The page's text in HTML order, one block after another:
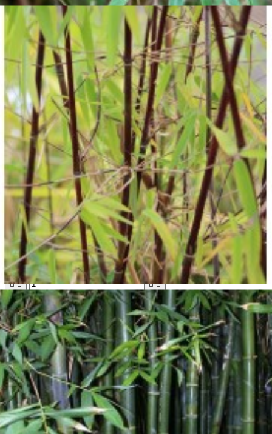
Drepanostachyum asperum
15,00 €
  
Ajouter au panier
 Aperçu rapide 
Fargesia jiuzhaigou 1
20,00 €
   
 Ajouter au panier
Bientôt disponible